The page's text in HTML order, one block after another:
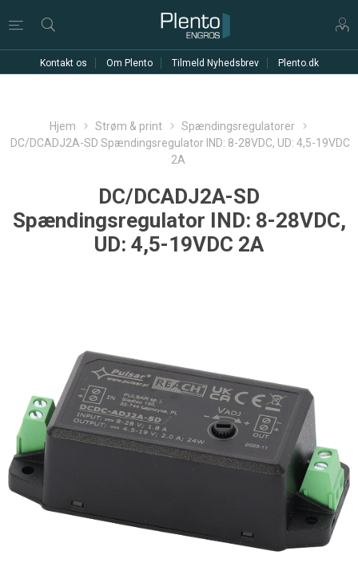
Kontakt os Om Plento Tilmeld Nyhedsbrev Plento.dk
Hjem Strøm & print
Spændingsregulatorer
DC/DCADJ2A-SD Spændingsregulator IND: 8-28VDC, UD: 4,5-19VDC
2A
DC/DCADJ2A-SD
Spændingsregulator IND: 8-28VDC,
UD: 4,5-19VDC 2A